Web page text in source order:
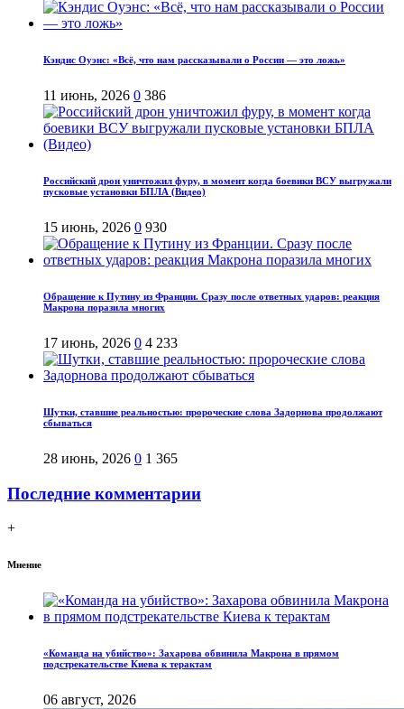
Кэндис Оуэнс: «Всё, что нам рассказывали о России — это ложь»
11 июнь, 2026 0 386
Российский дрон уничтожил фуру, в момент когда боевики ВСУ выгружали
пусковые установки БПЛА (Видео)
15 июнь, 2026 0 930
Обращение к Путину из Франции. Сразу после ответных ударов: реакция
Макрона поразила многих
17 июнь, 2026 0 4 233
Шутки, ставшие реальностью: пророческие слова Задорнова продолжают
сбываться
28 июнь, 2026 0 1 365
Последние комментарии
+
Мнение
«Команда на убийство»: Захарова обвинила Макрона в прямом
подстрекательстве Киева к терактам
06 август, 2026